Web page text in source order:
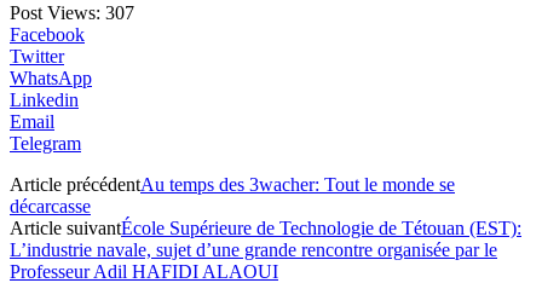
Post Views: 307
Facebook
Twitter
WhatsApp
Linkedin
Email
Telegram
Article précédentAu temps des 3wacher: Tout le monde se
décarcasse
Article suivantÉcole Supérieure de Technologie de Tétouan (EST):
L’industrie navale, sujet d’une grande rencontre organisée par le
Professeur Adil HAFIDI ALAOUI